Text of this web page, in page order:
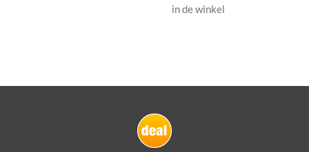
in de winkel